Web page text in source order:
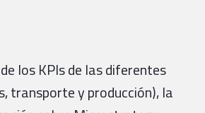
los KPIs de las diferentes
transporte y producción), la